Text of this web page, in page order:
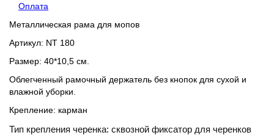
Оплата
Металлическая рама для мопов
Артикул: NT 180
Размер: 40*10,5 см.
Облегченный рамочный держатель без кнопок для сухой и
влажной уборки.
Крепление: карман
Тип крепления черенка: сквозной фиксатор для черенков